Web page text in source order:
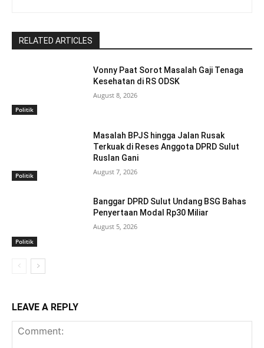
RELATED ARTICLES
Politik
Vonny Paat Sorot Masalah Gaji Tenaga
Kesehatan di RS ODSK
August 8, 2026
Politik
Masalah BPJS hingga Jalan Rusak
Terkuak di Reses Anggota DPRD Sulut
Ruslan Gani
August 7, 2026
Politik
Banggar DPRD Sulut Undang BSG Bahas
Penyertaan Modal Rp30 Miliar
August 5, 2026
LEAVE A REPLY